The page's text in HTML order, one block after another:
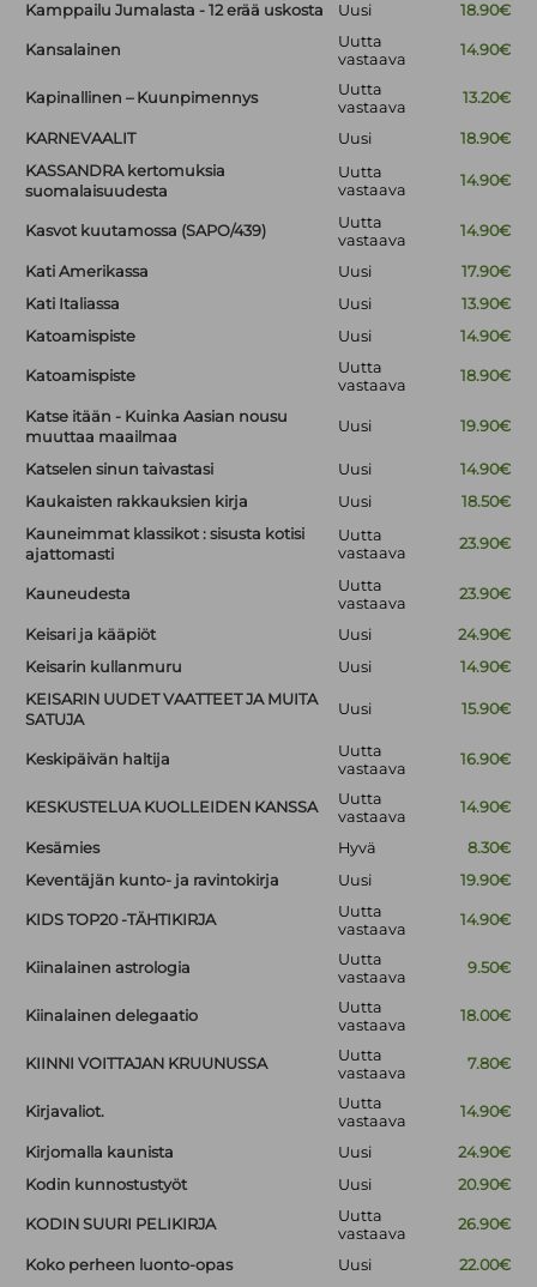
Kamppailu Jumalasta - 12 erää uskosta
Uusi 18.90€
Kansalainen
Uutta
vastaava
14.90€
Kapinallinen – Kuunpimennys
Uutta
vastaava
13.20€
KARNEVAALIT Uusi
18.90€
KASSANDRA kertomuksia
suomalaisuudesta
Uutta
vastaava
14.90€
Kasvot kuutamossa (SAPO/439)
Uutta
vastaava
14.90€
Kati Amerikassa Uusi
17.90€
Kati Italiassa
Uusi
13.90€
Katoamispiste
Uusi 14.90€
Katoamispiste
Uutta
vastaava
18.90€
Katse itään - Kuinka Aasian nousu
muuttaa maailmaa
Uusi 19.90€
Katselen sinun taivastasi Uusi
14.90€
Kaukaisten rakkauksien kirja
Uusi
18.50€
Kauneimmat klassikot : sisusta kotisi
ajattomasti
Uutta
vastaava
23.90€
Kauneudesta
Uutta
vastaava
23.90€
Keisari ja kääpiöt Uusi
24.90€
Keisarin kullanmuru
Uusi
14.90€
KEISARIN UUDET VAATTEET JA MUITA
SATUJA
Uusi 15.90€
Keskipäivän haltija
Uutta
vastaava
16.90€
KESKUSTELUA KUOLLEIDEN KANSSA
Uutta
vastaava
14.90€
Kesämies Hyvä
8.30€
Keventäjän kunto- ja ravintokirja
Uusi 19.90€
KIDS TOP20 -TÄHTIKIRJA
Uutta
vastaava
14.90€
Kiinalainen astrologia
Uutta
vastaava
9.50€
Kiinalainen delegaatio
Uutta
vastaava
18.00€
KIINNI VOITTAJAN KRUUNUSSA
Uutta
vastaava
7.80€
Kirjavaliot.
Uutta
vastaava
14.90€
Kirjomalla kaunista Uusi
24.90€
Kodin kunnostustyöt
Uusi 20.90€
KODIN SUURI PELIKIRJA
Uutta
vastaava
26.90€
Koko perheen luonto-opas Uusi
22.00€